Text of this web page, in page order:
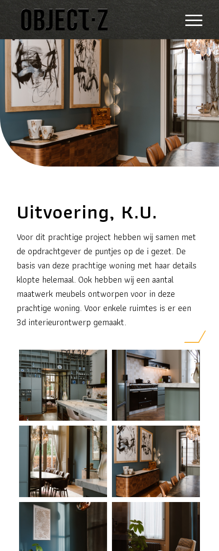
Uitvoering, K.U.
Voor dit prachtige project hebben wij samen met
de opdrachtgever de puntjes op de i gezet. De
basis van deze prachtige woning met haar details
klopte helemaal. Ook hebben wij een aantal
maatwerk meubels ontworpen voor in deze
prachtige woning. Voor enkele ruimtes is er een
3d interieurontwerp gemaakt.